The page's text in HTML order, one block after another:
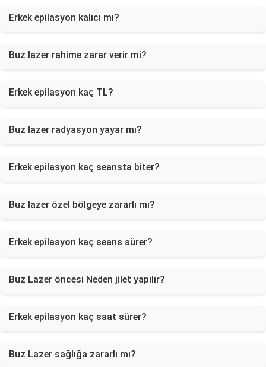
Erkek epilasyon kalıcı mı?
Buz lazer rahime zarar verir mi?
Erkek epilasyon kaç TL?
Buz lazer radyasyon yayar mı?
Erkek epilasyon kaç seansta biter?
Buz lazer özel bölgeye zararlı mı?
Erkek epilasyon kaç seans sürer?
Buz Lazer öncesi Neden jilet yapılır?
Erkek epilasyon kaç saat sürer?
Buz Lazer sağlığa zararlı mı?